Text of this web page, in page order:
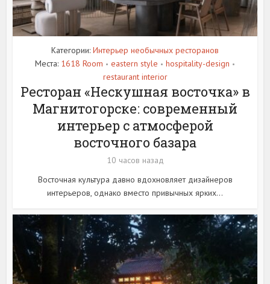
Категории: Интерьер необычных ресторанов
Места: 1618 Room • eastern style • hospitality-design •
restaurant interior
Ресторан «Нескушная восточка» в
Магнитогорске: современный
интерьер с атмосферой
восточного базара
10 часов назад
Восточная культура давно вдохновляет дизайнеров
интерьеров, однако вместо привычных ярких...